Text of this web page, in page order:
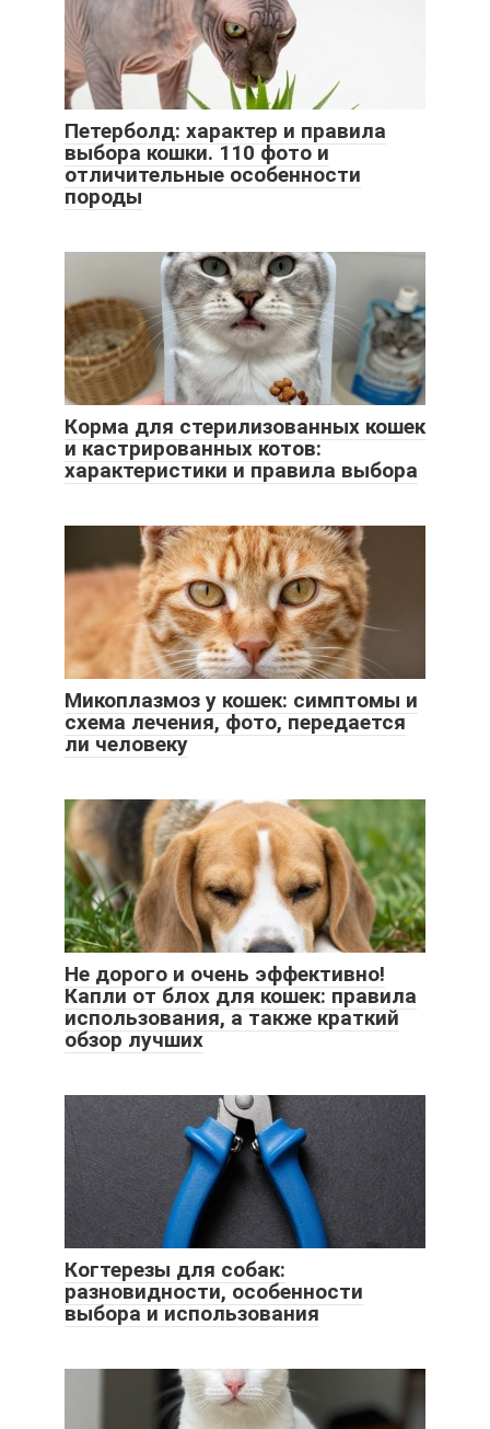
Петерболд: характер и правила
выбора кошки. 110 фото и
отличительные особенности
породы
Корма для стерилизованных кошек
и кастрированных котов:
характеристики и правила выбора
Микоплазмоз у кошек: симптомы и
схема лечения, фото, передается
ли человеку
Не дорого и очень эффективно!
Капли от блох для кошек: правила
использования, а также краткий
обзор лучших
Когтерезы для собак:
разновидности, особенности
выбора и использования